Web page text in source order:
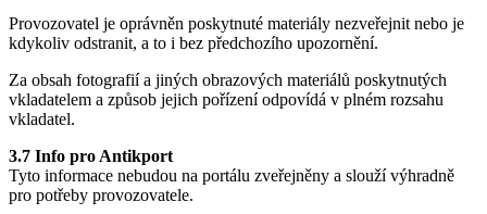
Provozovatel je oprávněn poskytnuté materiály nezveřejnit nebo je
kdykoliv odstranit, a to i bez předchozího upozornění.
Za obsah fotografií a jiných obrazových materiálů poskytnutých
vkladatelem a způsob jejich pořízení odpovídá v plném rozsahu
vkladatel.
3.7 Info pro Antikport
Tyto informace nebudou na portálu zveřejněny a slouží výhradně
pro potřeby provozovatele.